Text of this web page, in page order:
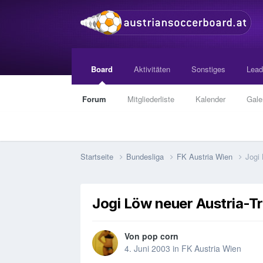
Board
Forum Mitgliederliste Kalender
Aktivitäten Sonstiges
Startseite Bundesliga FK Austria Wien Jogi
Jogi Löw neuer Austria-
Von pop corn
4. Juni 2003 in FK Austria Wien